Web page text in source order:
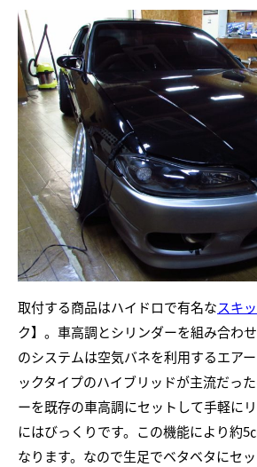
取付する商品はハイドロで有名なスキ
ク】。車高調とシリンダーを組み合わ
のシステムは空気バネを利用するエア
ックタイプのハイブリッドが主流だっ
ーを既存の車高調にセットして手軽に
にはびっくりです。この機能により約5
なります。なので生足でベタベタにセ